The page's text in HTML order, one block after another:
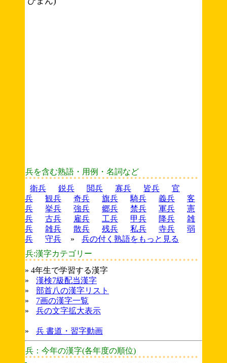
兵を含む熟語・用例・名詞など
衛兵
鋭兵 閲兵 寡兵 皆兵
官
兵
観兵 奇兵 旗兵 騎兵 義兵
客
兵
挙兵 強兵 郷兵 禁兵 軍兵
憲
兵
古兵 雇兵 工兵 甲兵 降兵
雑
兵
雑兵 散兵 残兵 私兵 寺兵
弱
兵
守兵 »
兵の付く熟語をもっと見る
兵:漢字カテゴリー
» 4年生で学習する漢字
»
漢検7級配当漢字
»
部首八の漢字リスト
»
7画の漢字一覧
»
兵の文字拡大表示
» 兵 書道・習字動画
兵：今年の漢字(各年度の順位)